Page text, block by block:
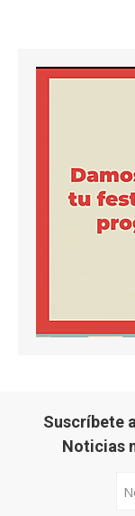
Suscríbete
Noticias